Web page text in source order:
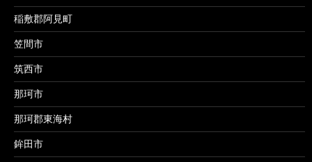
稲敷郡阿見町
笠間市
筑西市
那珂市
那珂郡東海村
鉾田市